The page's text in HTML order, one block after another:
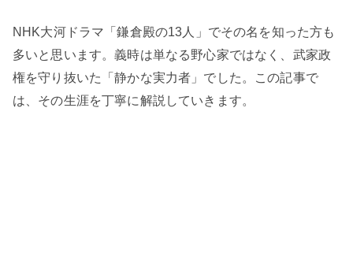
NHK大河ドラマ「鎌倉殿の13人」でその名を知った方も
多いと思います。義時は単なる野心家ではなく、武家政
権を守り抜いた「静かな実力者」でした。この記事で
は、その生涯を丁寧に解説していきます。